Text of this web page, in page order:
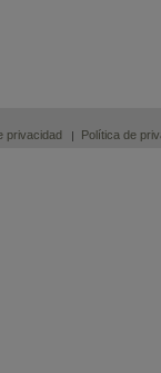
privacidad Política de